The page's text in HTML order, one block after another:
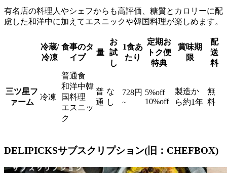
有名店の料理人やシェフからも高評価、糖質とカロリーに配
慮した和洋中に加えてエスニックや韓国料理が楽しめます。
冷蔵/
冷凍
食事のタ
イプ
量
お
試
し
1食あ
たり
定期お
トク便
特典
賞味期
限
配
送
料
三ツ星フ
ァーム
冷凍
普通食
和洋中韓
国料理
エスニッ
ク
普
通
な
し
728円
~
5%off
10%off
製造か
ら約1年
無
料
DELIPICKSサブスクリプション(旧：CHEFBOX)